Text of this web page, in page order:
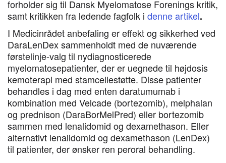
forholder sig til Dansk Myelomatose Forenings kritik,
samt kritikken fra ledende fagfolk i denne artikel.
I Medicinrådet anbefaling er effekt og sikkerhed ved
DaraLenDex sammenholdt med de nuværende
førstelinje-valg til nydiagnosticerede
myelomatosepatienter, der er uegnede til højdosis
kemoterapi med stamcellestøtte. Disse patienter
behandles i dag med enten daratumumab i
kombination med Velcade (bortezomib), melphalan
og prednison (DaraBorMelPred) eller bortezomib
sammen med lenalidomid og dexamethason. Eller
alternativt lenalidomid og dexamethason (LenDex)
til patienter, der ønsker ren peroral behandling.